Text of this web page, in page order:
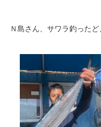
Ｎ島さん、サワラ釣った